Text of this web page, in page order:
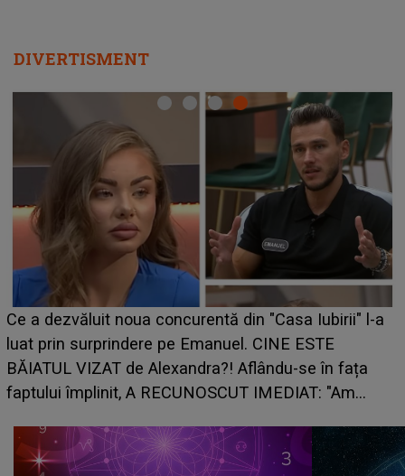
DIVERTISMENT
HOROSCOP de weekend, 8-9 august 2026. Zodia
care riscă să rămână fără bani. O decizie luată în
grabă îi aduce pierderi semnificative și îi dă toate
planurile peste cap